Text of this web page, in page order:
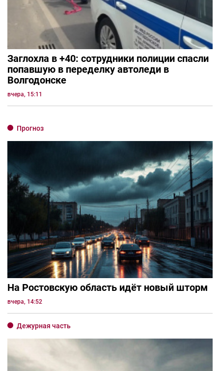
Заглохла в +40: сотрудники полиции спасли
попавшую в переделку автоледи в
Волгодонске
вчера, 15:11
Прогноз
На Ростовскую область идёт новый шторм
вчера, 14:52
Дежурная часть